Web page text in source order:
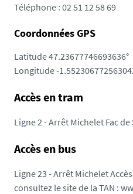
Téléphone : 02 51 12 58 69
Coordonnées GPS
Latitude47.23677746693636°
Longitude-
Accès en tram
Ligne 2 - Arrêt Michelet Fac de
Accès en bus
Ligne 23 - Arrêt Michelet
consultez le site de la TAN :